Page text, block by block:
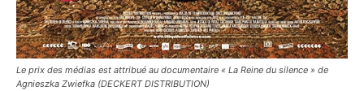
Le prix des médias est attribué au documentaire « La Reine du silence » de
Agnieszka Zwiefka (DECKERT DISTRIBUTION)